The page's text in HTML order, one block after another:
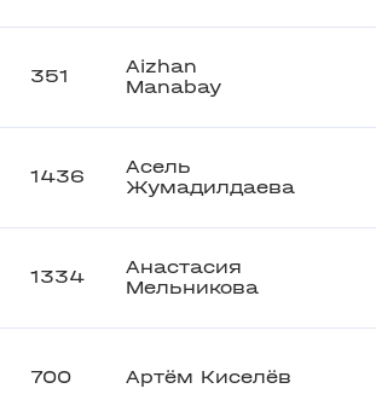
351
Aizhan
Manabay
1436
Асель
Жумадилдаева
1334
Анастасия
Мельникова
700 Артём Киселёв